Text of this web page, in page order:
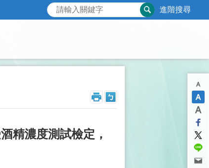
進階搜尋
精濃度測試檢定，